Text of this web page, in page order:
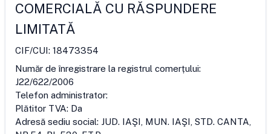
COMERCIALĂ CU RĂSPUNDERE
LIMITATĂ
CIF/CUI: 18473354
Număr de înregistrare la registrul comerțului:
J22/622/2006
Telefon administrator:
Plătitor TVA: Da
Adresă sediu social: JUD. IAŞI, MUN. IAŞI, STD. CANTA,